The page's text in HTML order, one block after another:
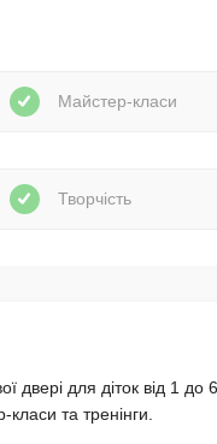
Майстер-класи
Творчість
двері для діток від 1
та тренінги.